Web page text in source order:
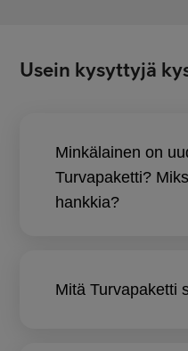
Usein kysyttyjä
Minkälainen on
Turvapaketti?
hankkia?
Mitä Turvapaketti